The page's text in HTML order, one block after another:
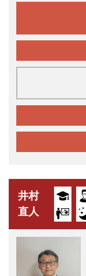
井村
直人